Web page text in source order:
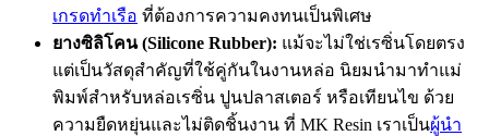
เกรดทำเรือ ที่ต้องการความคงทนเป็นพิเศษ
ยางซิลิโคน (Silicone Rubber): แม้จะไม่ใช่เรซิ่นโดยตรง
แต่เป็นวัสดุสำคัญที่ใช้คู่กันในงานหล่อ นิยมนำมาทำแม่
พิมพ์สำหรับหล่อเรซิ่น ปูนปลาสเตอร์ หรือเทียนไข ด้วย
ความยืดหยุ่นและไม่ติดชิ้นงาน ที่ MK Resin เราเป็นผู้นำ